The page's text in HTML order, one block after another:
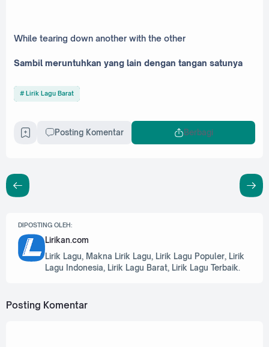
While tearing down another with the other
Sambil meruntuhkan yang lain dengan tangan satunya
Lirik Lagu Barat
Posting Komentar Berbagi
DIPOSTING OLEH:
Lirikan.com
Lirik Lagu, Makna Lirik Lagu, Lirik Lagu Populer, Lirik
Lagu Indonesia, Lirik Lagu Barat, Lirik Lagu Terbaik.
Posting Komentar